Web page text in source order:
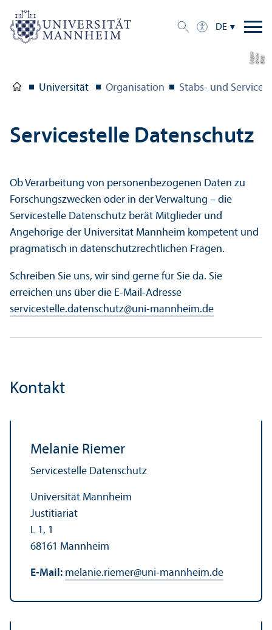
DE
Bil
d:
A
n
n
aL
o
g
u
e
Universität Organisation Stabs- und
Servicestelle Datenschutz
Ob Verarbeitung von personenbezogenen Daten zu
Forschungs­zwecken oder in der Verwaltung – die
Servicestelle Datenschutz berät Mitglieder und
Angehörige der Universität Mannheim kompetent und
pragmatisch in datenschutz­rechtlichen Fragen.
Schreiben Sie uns, wir sind gerne für Sie da. Sie
erreichen uns über die E-Mail-Adresse
servicestelle.datenschutz@uni-mannheim.de
Kontakt
Melanie Riemer
Servicestelle Datenschutz
Universität Mannheim
Justitiariat
L 1, 1
68161 Mannheim
E-Mail: melanie.riemer@uni-mannheim.de